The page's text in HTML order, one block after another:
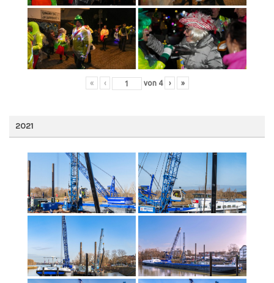
« ‹ von 4 › »
2021